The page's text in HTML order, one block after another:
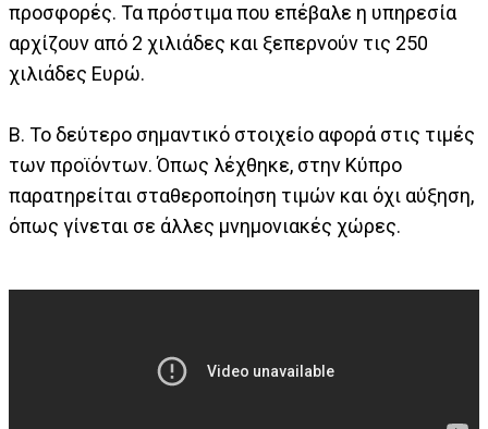
προσφορές. Τα πρόστιμα που επέβαλε η υπηρεσία
αρχίζουν από 2 χιλιάδες και ξεπερνούν τις 250
χιλιάδες Ευρώ.
Β. Το δεύτερο σημαντικό στοιχείο αφορά στις τιμές
των προϊόντων. Όπως λέχθηκε, στην Κύπρο
παρατηρείται σταθεροποίηση τιμών και όχι αύξηση,
όπως γίνεται σε άλλες μνημονιακές χώρες.